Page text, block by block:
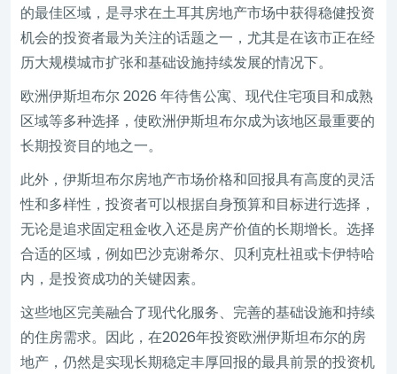
的最佳区域，是寻求在土耳其房地产市场中获得稳健投资
机会的投资者最为关注的话题之一，尤其是在该市正在经
历大规模城市扩张和基础设施持续发展的情况下。
欧洲伊斯坦布尔 2026 年待售公寓、现代住宅项目和成熟
区域等多种选择，使欧洲伊斯坦布尔成为该地区最重要的
长期投资目的地之一。
此外，伊斯坦布尔房地产市场价格和回报具有高度的灵活
性和多样性，投资者可以根据自身预算和目标进行选择，
无论是追求固定租金收入还是房产价值的长期增长。选择
合适的区域，例如巴沙克谢希尔、贝利克杜祖或卡伊特哈
内，是投资成功的关键因素。
这些地区完美融合了现代化服务、完善的基础设施和持续
的住房需求。因此，在2026年投资欧洲伊斯坦布尔的房
地产，仍然是实现长期稳定丰厚回报的最具前景的投资机